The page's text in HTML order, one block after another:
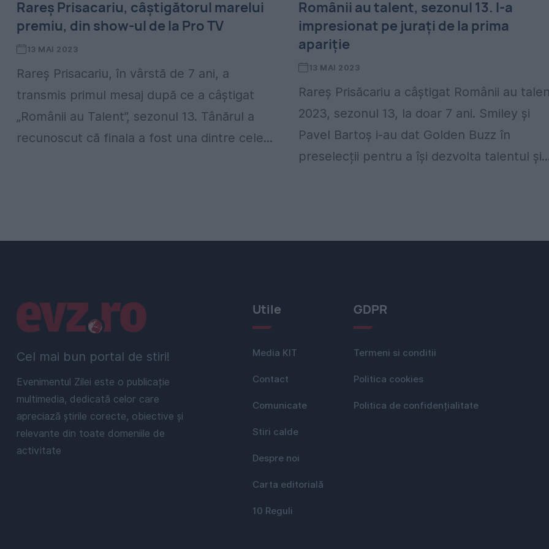
Rareș Prisacariu, câștigătorul marelui
premiu, din show-ul de la Pro TV
13 MAI 2023
Rareș Prisacariu, în vârstă de 7 ani, a
transmis primul mesaj după ce a câștigat
„Românii au Talent”, sezonul 13. Tânărul a
recunoscut că finala a fost una dintre cele...
Românii au talent, sezonul 13. I-a
impresionat pe jurați de la prima
apariție
13 MAI 2023
Rareş Prisăcariu a câștigat Românii au
2023, sezonul 13, la doar 7 ani. Smiley și
Pavel Bartoș i-au dat Golden Buzz în
preselecții pentru a își dezvolta talentul
Cel mai bun portal de stiri!
Evenimentul Zilei este o publicație
multimedia, dedicată celor care
apreciază știrile corecte, obiective și
relevante din toate domeniile de
activitate
Linkuri utile Utile
Media KIT
Contact
Comunicate
Stiri calde
Despre noi
Carta editorială
10 Reguli
GDPR
Termeni si conditii
Politica cookies
Politica de confidențialitate